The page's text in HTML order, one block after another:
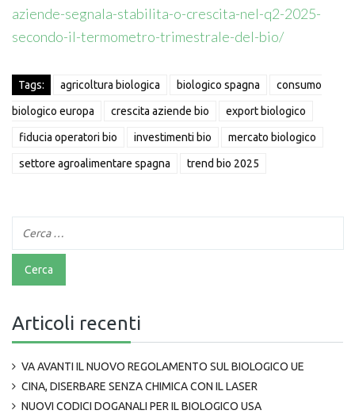
aziende-segnala-stabilita-o-crescita-nel-q2-2025-
secondo-il-termometro-trimestrale-del-bio/
Tags: agricoltura biologica biologico spagna consumo
biologico europa crescita aziende bio export biologico
fiducia operatori bio investimenti bio mercato biologico
settore agroalimentare spagna trend bio 2025
Articoli recenti
VA AVANTI IL NUOVO REGOLAMENTO SUL BIOLOGICO UE
CINA, DISERBARE SENZA CHIMICA CON IL LASER
NUOVI CODICI DOGANALI PER IL BIOLOGICO USA